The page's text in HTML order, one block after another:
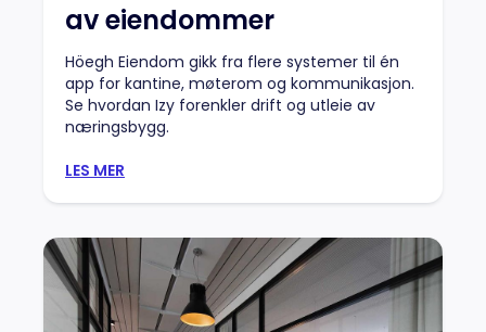
av eiendommer
Höegh Eiendom gikk fra flere systemer til én
app for kantine, møterom og kommunikasjon.
Se hvordan Izy forenkler drift og utleie av
næringsbygg.
LES MER